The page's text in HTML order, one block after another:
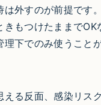
は外すのが前提です
きもつけたままでOK
理下でのみ使うこと
える反面、感染リス